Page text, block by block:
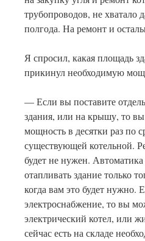
трубопроводов, не хватало
полгода. На ремонт и
Я спросил, какая площадь
прикинул необходимую
— Если вы поставите
здания, или на крышу, то
мощность в десятки раз по
существующей котельной.
будет не нужен.
отапливать здание только
когда вам это будет нужно.
электроснабжение, то вы
электрический котел, или
сейчас есть на складе